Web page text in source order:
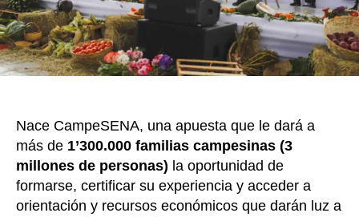
de
de
Nace CampeSENA, una apuesta que le dará a
más de 1’300.000 familias campesinas (3
millones de personas) la oportunidad de
formarse, certificar su experiencia y acceder a
orientación y recursos económicos que darán luz a